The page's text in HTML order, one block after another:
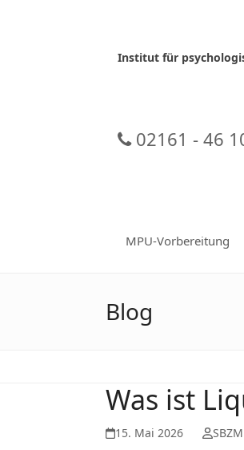
Institut für
02161 - 46
MPU-Vorbereitung
Blog
Was ist
15. Mai 2026 SBZM